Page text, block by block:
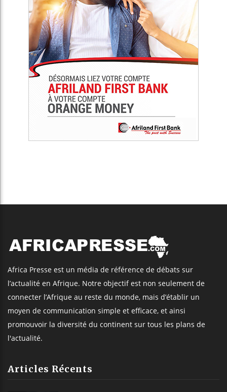
Africa Presse est un média de référence de débats sur
l’actualité en Afrique. Notre objectif est non seulement de
connecter l’Afrique au reste du monde, mais d’établir un
moyen de communication simple et efficace, et ainsi
promouvoir la diversité du continent sur tous les plans de
l'actualité.
Articles Récents